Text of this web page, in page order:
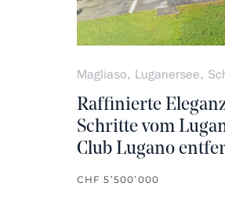
Magliaso, Luganersee,
Raffinierte
Schritte vom
Club Lugano
CHF 5’500’000